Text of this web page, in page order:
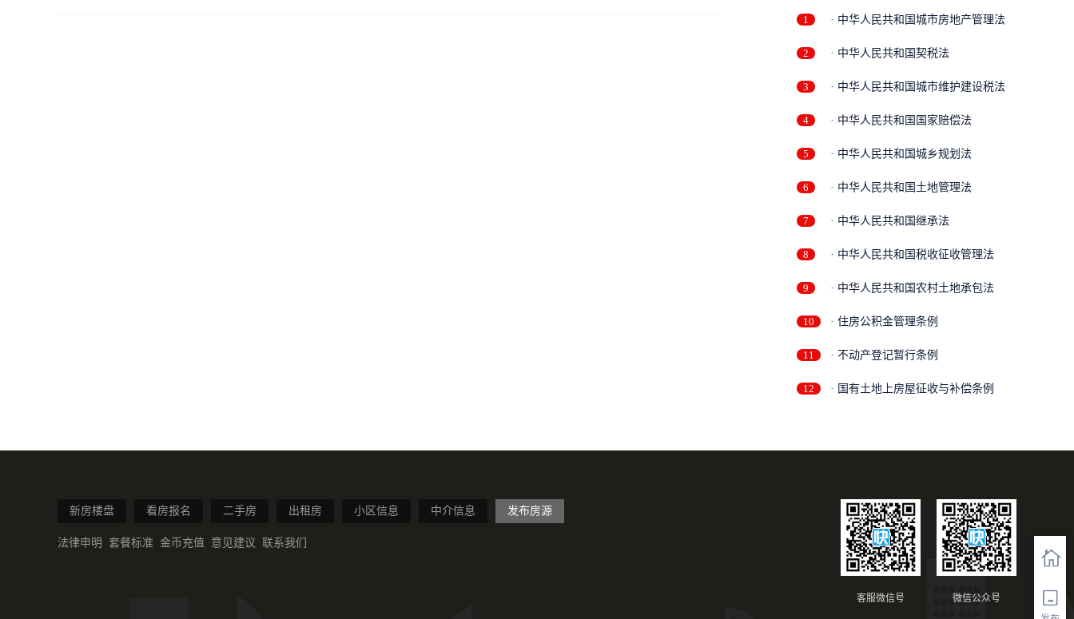
1 · 中华人民共和国城市房地产管理法
2 · 中华人民共和国契税法
3 · 中华人民共和国城市维护建设税法
4 · 中华人民共和国国家赔偿法
5 · 中华人民共和国城乡规划法
6 · 中华人民共和国土地管理法
7 · 中华人民共和国继承法
8 · 中华人民共和国税收征收管理法
9 · 中华人民共和国农村土地承包法
10 · 住房公积金管理条例
11 · 不动产登记暂行条例
12 · 国有土地上房屋征收与补偿条例
新房楼盘 看房报名 二手房 出租房 小区信息 中介信息 发布房源
法律申明 套餐标准 金币充值 意见建议 联系我们
微信公众号
客服微信号